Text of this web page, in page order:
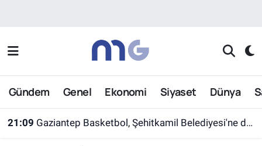
Gündem Genel Ekonomi Siyaset Dünya
21:09 Gaziantep Basketbol, Şehitkamil Belediyesi'ne devredildi
Nöbetçi Eczaneler
Hava Durumu